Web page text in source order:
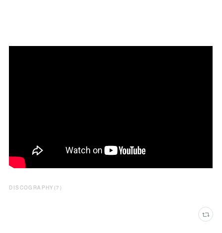
DISCOGRAPHY (7 )